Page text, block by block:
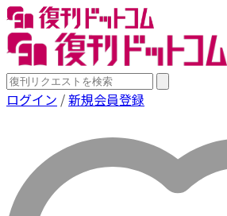
ログイン /新規会員登録